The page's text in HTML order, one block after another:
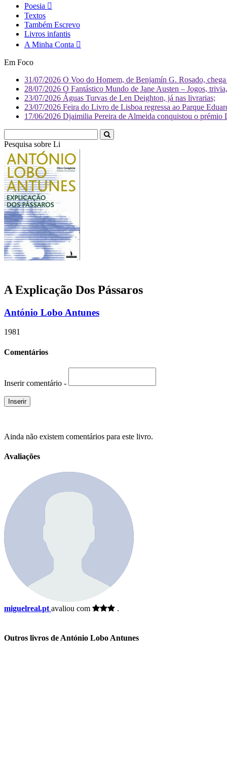
Poesia
Textos
Também Escrevo
Livros infantis
A Minha Conta
Em Foco
31/07/2026 O Voo do Homem, de Benjamín G. Rosado,
28/07/2026 O Fantástico Mundo de Jane Austen – Jogos,
23/07/2026 Águas Turvas de Len Deighton, já nas livrarias;
23/07/2026 Feira do Livro de Lisboa regressa ao Parque
17/06/2026 Djaimilia Pereira de Almeida conquistou o
Pesquisa sobre Literatura
A Explicação Dos Pássaros
António Lobo Antunes
1981
Comentários
Inserir comentário -
Ainda não existem comentários para este livro.
Avaliações
miguelreal.pt avaliou com .
Outros livros de António Lobo Antunes